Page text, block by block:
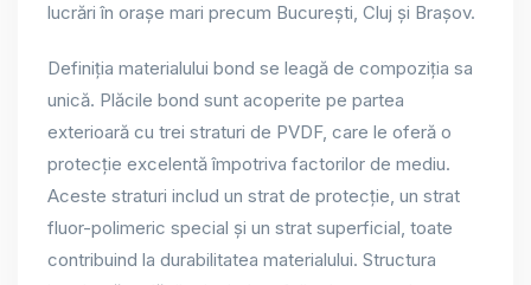
lucrări în orașe mari precum București, Cluj și Brașov.
Definiția materialului bond se leagă de compoziția sa
unică. Plăcile bond sunt acoperite pe partea
exterioară cu trei straturi de PVDF, care le oferă o
protecție excelentă împotriva factorilor de mediu.
Aceste straturi includ un strat de protecție, un strat
fluor-polimeric special și un strat superficial, toate
contribuind la durabilitatea materialului. Structura